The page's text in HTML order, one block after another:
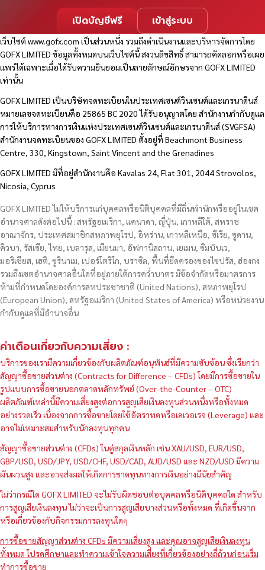
เปิดบัญชีฟรี เข้าสู่ระบบ
เว็บไซต์www.gofx.com เป็นส่วนหนึ่ง รวมถึงดำเนินงานและบริหารจัดการโดย
GOFX LIMITED ข้อมูลทั้งหมดบนเว็บไซต์นี้ สงวนลิขสิทธิ์ สามารถคัดลอกหรือเผย
แพร่ได้เฉพาะเมื่อได้รับความยินยอมเป็นลายลักษณ์อักษรจาก GOFX LIMITED
เท่านั้น
GOFX LIMITED เป็นบริษัทจดทะเบียนในประเทศเซนต์วินเซนต์และเกรนาดีนส์
หมายเลขจดทะเบียนคือ 25865 BC 2020 ได้รับอนุญาตโดย สำนักงานกำกับดูแล
การให้บริการทางการเงินแห่งประเทศเซนต์วินเซนต์และเกรนาดีนส์ (SVGFSA)
สำนักงานจดทะเบียนของ GOFX LIMITED ตั้งอยู่ที่ Beachmont Business
Centre, 330, Kingstown, Saint Vincent and the Grenadines
GOFX LIMITED มีที่อยู่สำนักงานคือ Kavalas 24, Flat 301, 2044 Strovolos,
Nicosia, Cyprus
GOFX LIMITED ไม่ให้บริการแก่บุคคลหรือนิติบุคคลที่มีถิ่นพำนักหรืออยู่ในเขต
อำนาจศาลดังต่อไปนี้ : สหรัฐอเมริกา, แคนาดา, ญี่ปุ่น, เกาหลีใต้, สหราช
อาณาจักร, ประเทศสมาชิกสหภาพยุโรป, อิหร่าน, เกาหลีเหนือ, ซีเรีย, ซูดาน,
คิวบา, รัสเซีย, ไทย, เบลารุส, เมียนมา, อัฟกานิสถาน, เยเมน, ซิมบับเว,
มอริเชียส, เฮติ, ซูรินาเม, เปอร์โตริโก, บราซิล, พื้นที่ยึดครองของไซปรัส, ฮ่องกง
รวมถึงเขตอำนาจศาลอื่นใดที่อยู่ภายใต้การคว่ำบาตร มีข้อจำกัดหรือมาตรการ
ห้ามที่กำหนดโดยองค์การสหประชาชาติ (United Nations), สหภาพยุโรป
(European Union), สหรัฐอเมริกา (United States of America) หรือหน่วยงาน
กำกับดูแลที่มีอำนาจอื่น
คำเตือนเกี่ยวกับความเสี่ยง :
บริการของเรามีความเกี่ยวข้องกับผลิตภัณฑ์อนุพันธ์ที่มีความซับซ้อน ซึ่งเรียกว่า
สัญญาซื้อขายส่วนต่าง (Contracts for Difference – CFDs) โดยมีการซื้อขายใน
รูปแบบการซื้อขายนอกตลาดหลักทรัพย์ (Over-the-Counter – OTC)
ผลิตภัณฑ์เหล่านี้มีความเสี่ยงสูงต่อการสูญเสียเงินลงทุนส่วนหนึ่งหรือทั้งหมด
อย่างรวดเร็ว เนื่องจากการซื้อขายโดยใช้อัตราทดหรือเลเวอเรจ (Leverage) และ
อาจไม่เหมาะสมสำหรับนักลงทุนทุกคน
สัญญาซื้อขายส่วนต่าง (CFDs) ในคู่สกุลเงินหลัก เช่น XAU/USD, EUR/USD,
GBP/USD, USD/JPY, USD/CHF, USD/CAD, AUD/USD และ NZD/USD มีความ
ผันผวนสูง และอาจส่งผลให้เกิดการขาดทุนทางการเงินอย่างมีนัยสำคัญ
ไม่ว่ากรณีใด GOFX LIMITED จะไม่รับผิดชอบต่อบุคคลหรือนิติบุคคลใด สำหรับ
การสูญเสียเงินลงทุน ไม่ว่าจะเป็นการสูญเสียบางส่วนหรือทั้งหมด ที่เกิดขึ้นจาก
หรือเกี่ยวข้องกับกิจกรรมการลงทุนใดๆ
การซื้อขายสัญญาส่วนต่าง CFDs มีความเสี่ยงสูง และคุณอาจสูญเสียเงินลงทุน
ทั้งหมด โปรดศึกษาและทำความเข้าใจความเสี่ยงที่เกี่ยวข้องอย่างถี่ถ้วนก่อนเริ่ม
ทำการซื้อขาย